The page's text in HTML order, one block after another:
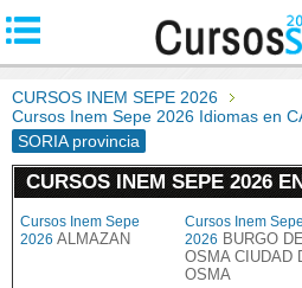
CURSOS INEM SEPE 2026
Cursos Inem Sepe 2026 Idiomas en
SORIA provincia
CURSOS INEM SEPE 2026
Cursos Inem Sepe
2026 ALMAZAN
Cursos Inem Sepe
2026 BURGO DE
OSMA CIUDAD
OSMA